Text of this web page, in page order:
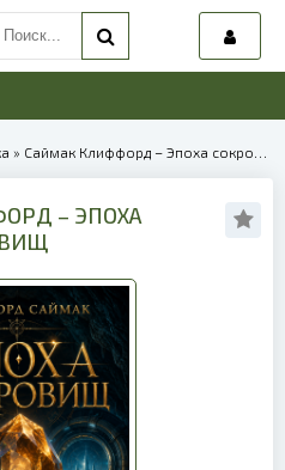
» Саймак Клиффорд – Эпоха сокровищ | 40253
– ЭПОХА